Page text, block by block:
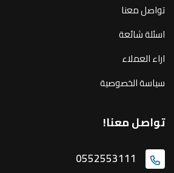
تواصل معنا
اسئلة شائعة
اراء العملاء
سياسة الخصوصية
تواصل معنا!
0552553111